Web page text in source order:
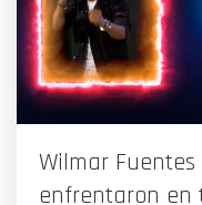
Wilmar
enfrentaron en